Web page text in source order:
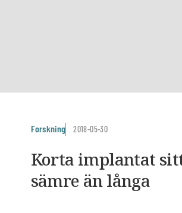
Forskning 2018-05-30
Korta implantat
sämre än långa